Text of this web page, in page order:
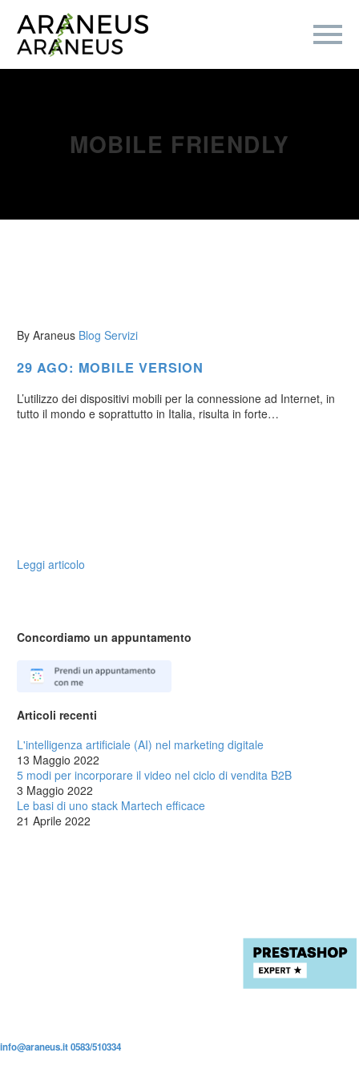
MOBILE FRIENDLY
By Araneus Blog Servizi
29 AGO: MOBILE VERSION
L’utilizzo dei dispositivi mobili per la connessione ad Internet, in
tutto il mondo e soprattutto in Italia, risulta in forte…
Leggi articolo
Concordiamo un appuntamento
Articoli recenti
L'intelligenza artificiale (AI) nel marketing digitale
13 Maggio 2022
5 modi per incorporare il video nel ciclo di vendita B2B
3 Maggio 2022
Le basi di uno stack Martech efficace
21 Aprile 2022
info@araneus.it0583/510334